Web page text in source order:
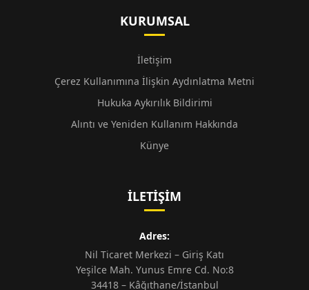
KURUMSAL
İletişim
Çerez Kullanımına İlişkin Aydınlatma Metni
Hukuka Aykırılık Bildirimi
Alıntı ve Yeniden Kullanım Hakkında
Künye
İLETIŞIM
Adres:
Nil Ticaret Merkezi – Giriş Katı
Yeşilce Mah. Yunus Emre Cd. No:8
34418 – Kâğıthane/İstanbul